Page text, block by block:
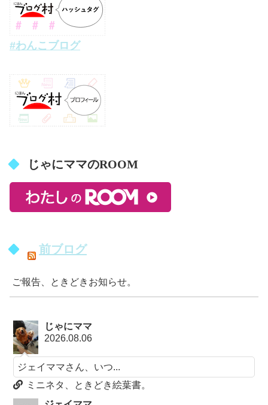
#わんこブログ
じゃにママのROOM
前ブログ
ご報告、ときどきお知らせ。
じゃにママ
2026.08.06
ジェイママさん、いつ...
ミニネタ、ときどき絵葉書。